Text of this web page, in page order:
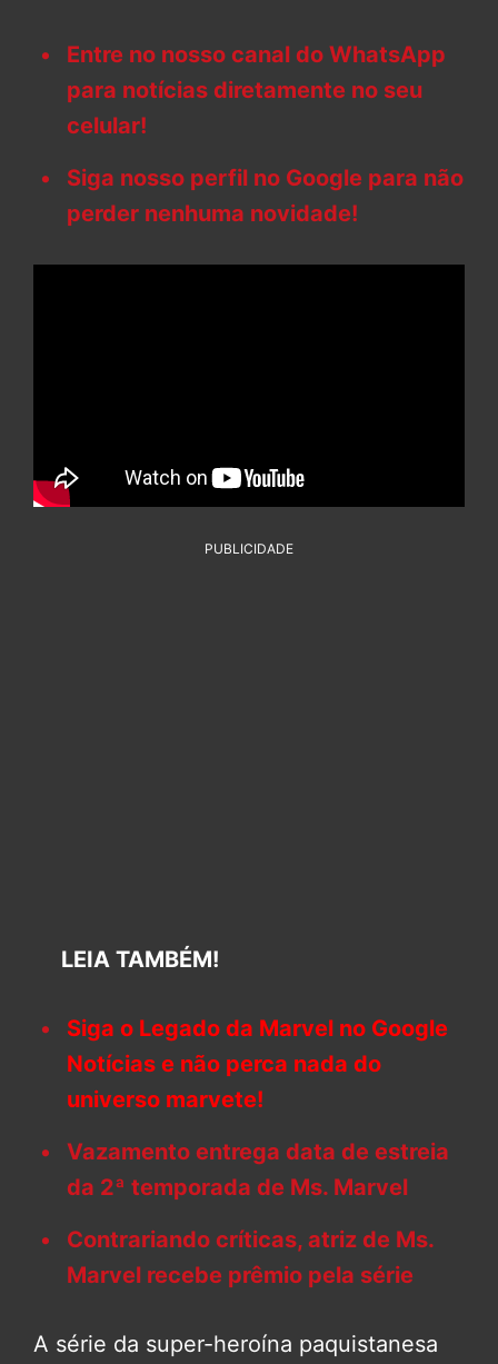
Entre no nosso canal do WhatsApp
para notícias diretamente no seu
celular!
Siga nosso perfil no Google para não
perder nenhuma novidade!
PUBLICIDADE
LEIA TAMBÉM!
Siga o Legado da Marvel no Google
Notícias e não perca nada do
universo marvete!
Vazamento entrega data de estreia
da 2ª temporada de Ms. Marvel
Contrariando críticas, atriz de Ms.
Marvel recebe prêmio pela série
A série da super-heroína paquistanesa